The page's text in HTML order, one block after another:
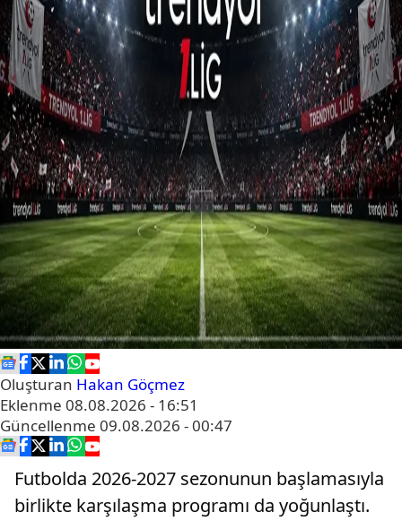
Oluşturan Hakan Göçmez
Eklenme 08.08.2026 - 16:51
Güncellenme 09.08.2026 - 00:47
Futbolda 2026-2027 sezonunun başlamasıyla
birlikte karşılaşma programı da yoğunlaştı.